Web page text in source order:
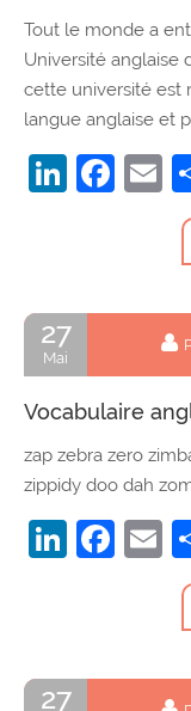
Tout le monde a
Université anglaise
cette université est
langue anglaise et
27
Mai
Vocabulaire
zap zebra zero
zippidy doo dah
27